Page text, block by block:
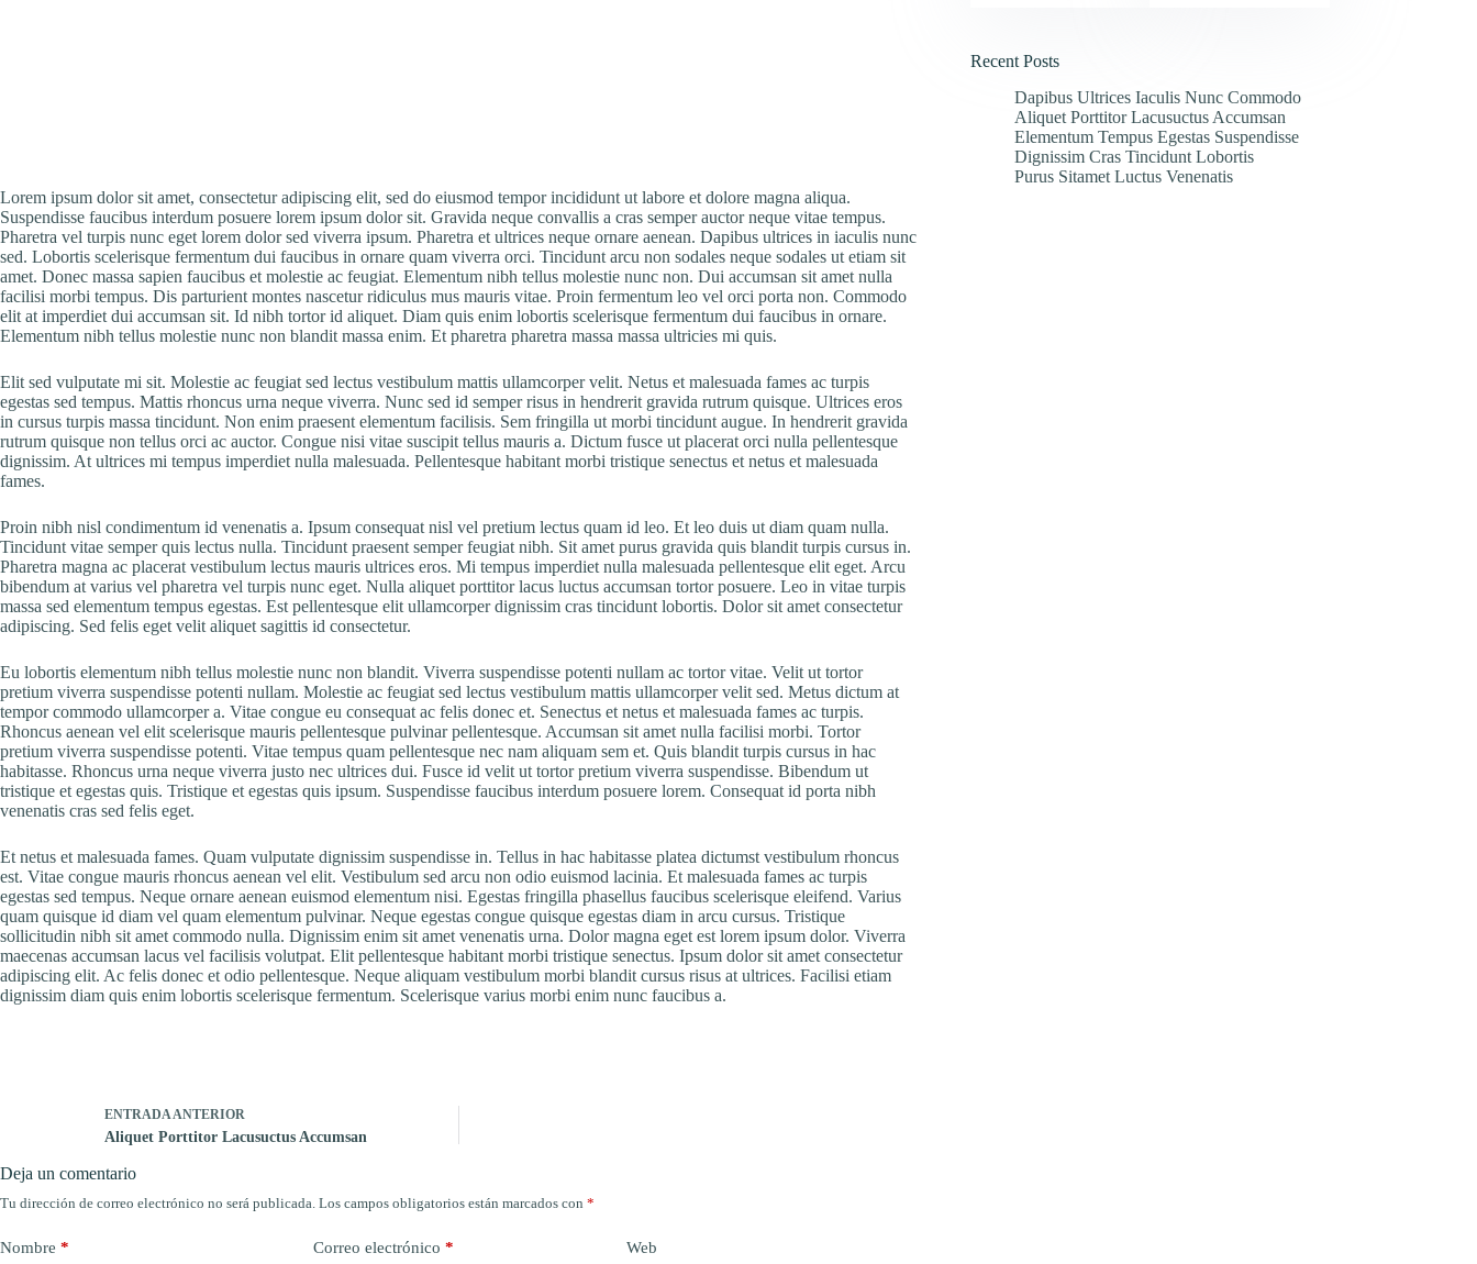
Lorem ipsum dolor sit amet, consectetur adipiscing elit, sed do eiusmod tempor incididunt ut labore et dolore magna aliqua.
Suspendisse faucibus interdum posuere lorem ipsum dolor sit. Gravida neque convallis a cras semper auctor neque vitae tempus.
Pharetra vel turpis nunc eget lorem dolor sed viverra ipsum. Pharetra et ultrices neque ornare aenean. Dapibus ultrices in iaculis nunc
sed. Lobortis scelerisque fermentum dui faucibus in ornare quam viverra orci. Tincidunt arcu non sodales neque sodales ut etiam sit
amet. Donec massa sapien faucibus et molestie ac feugiat. Elementum nibh tellus molestie nunc non. Dui accumsan sit amet nulla
facilisi morbi tempus. Dis parturient montes nascetur ridiculus mus mauris vitae. Proin fermentum leo vel orci porta non. Commodo
elit at imperdiet dui accumsan sit. Id nibh tortor id aliquet. Diam quis enim lobortis scelerisque fermentum dui faucibus in ornare.
Elementum nibh tellus molestie nunc non blandit massa enim. Et pharetra pharetra massa massa ultricies mi quis.
Elit sed vulputate mi sit. Molestie ac feugiat sed lectus vestibulum mattis ullamcorper velit. Netus et malesuada fames ac turpis
egestas sed tempus. Mattis rhoncus urna neque viverra. Nunc sed id semper risus in hendrerit gravida rutrum quisque. Ultrices eros
in cursus turpis massa tincidunt. Non enim praesent elementum facilisis. Sem fringilla ut morbi tincidunt augue. In hendrerit gravida
rutrum quisque non tellus orci ac auctor. Congue nisi vitae suscipit tellus mauris a. Dictum fusce ut placerat orci nulla pellentesque
dignissim. At ultrices mi tempus imperdiet nulla malesuada. Pellentesque habitant morbi tristique senectus et netus et malesuada
fames.
Proin nibh nisl condimentum id venenatis a. Ipsum consequat nisl vel pretium lectus quam id leo. Et leo duis ut diam quam nulla.
Tincidunt vitae semper quis lectus nulla. Tincidunt praesent semper feugiat nibh. Sit amet purus gravida quis blandit turpis cursus in.
Pharetra magna ac placerat vestibulum lectus mauris ultrices eros. Mi tempus imperdiet nulla malesuada pellentesque elit eget. Arcu
bibendum at varius vel pharetra vel turpis nunc eget. Nulla aliquet porttitor lacus luctus accumsan tortor posuere. Leo in vitae turpis
massa sed elementum tempus egestas. Est pellentesque elit ullamcorper dignissim cras tincidunt lobortis. Dolor sit amet consectetur
adipiscing. Sed felis eget velit aliquet sagittis id consectetur.
Eu lobortis elementum nibh tellus molestie nunc non blandit. Viverra suspendisse potenti nullam ac tortor vitae. Velit ut tortor
pretium viverra suspendisse potenti nullam. Molestie ac feugiat sed lectus vestibulum mattis ullamcorper velit sed. Metus dictum at
tempor commodo ullamcorper a. Vitae congue eu consequat ac felis donec et. Senectus et netus et malesuada fames ac turpis.
Rhoncus aenean vel elit scelerisque mauris pellentesque pulvinar pellentesque. Accumsan sit amet nulla facilisi morbi. Tortor
pretium viverra suspendisse potenti. Vitae tempus quam pellentesque nec nam aliquam sem et. Quis blandit turpis cursus in hac
habitasse. Rhoncus urna neque viverra justo nec ultrices dui. Fusce id velit ut tortor pretium viverra suspendisse. Bibendum ut
tristique et egestas quis. Tristique et egestas quis ipsum. Suspendisse faucibus interdum posuere lorem. Consequat id porta nibh
venenatis cras sed felis eget.
Et netus et malesuada fames. Quam vulputate dignissim suspendisse in. Tellus in hac habitasse platea dictumst vestibulum rhoncus
est. Vitae congue mauris rhoncus aenean vel elit. Vestibulum sed arcu non odio euismod lacinia. Et malesuada fames ac turpis
egestas sed tempus. Neque ornare aenean euismod elementum nisi. Egestas fringilla phasellus faucibus scelerisque eleifend. Varius
quam quisque id diam vel quam elementum pulvinar. Neque egestas congue quisque egestas diam in arcu cursus. Tristique
sollicitudin nibh sit amet commodo nulla. Dignissim enim sit amet venenatis urna. Dolor magna eget est lorem ipsum dolor. Viverra
maecenas accumsan lacus vel facilisis volutpat. Elit pellentesque habitant morbi tristique senectus. Ipsum dolor sit amet consectetur
adipiscing elit. Ac felis donec et odio pellentesque. Neque aliquam vestibulum morbi blandit cursus risus at ultrices. Facilisi etiam
dignissim diam quis enim lobortis scelerisque fermentum. Scelerisque varius morbi enim nunc faucibus a.
ENTRADAANTERIOR
Aliquet Porttitor Lacusuctus Accumsan
Deja un comentario
Tu dirección de correo electrónico no será publicada. Los campos obligatorios están marcados con *
Nombre * Correo electrónico * Web
Recent Posts
Dapibus Ultrices Iaculis Nunc Commodo
Aliquet Porttitor Lacusuctus Accumsan
Elementum Tempus Egestas Suspendisse
Dignissim Cras Tincidunt Lobortis
Purus Sitamet Luctus Venenatis